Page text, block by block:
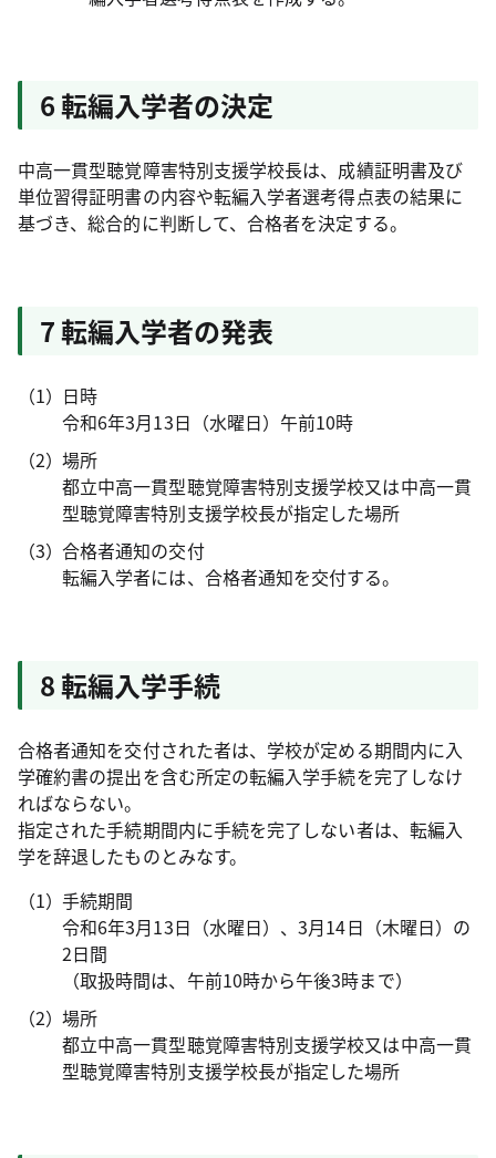
6 転編入学者の決定
中高一貫型聴覚障害特別支援学校長は、成績証明書及び
単位習得証明書の内容や転編入学者選考得点表の結果に
基づき、総合的に判断して、合格者を決定する。
7 転編入学者の発表
日時
令和6年3月13日（水曜日）午前10時
場所
都立中高一貫型聴覚障害特別支援学校又は中高一貫
型聴覚障害特別支援学校長が指定した場所
合格者通知の交付
転編入学者には、合格者通知を交付する。
8 転編入学手続
合格者通知を交付された者は、学校が定める期間内に入
学確約書の提出を含む所定の転編入学手続を完了しなけ
ればならない。
指定された手続期間内に手続を完了しない者は、転編入
学を辞退したものとみなす。
手続期間
令和6年3月13日（水曜日）、3月14日（木曜日）の
2日間
（取扱時間は、午前10時から午後3時まで）
場所
都立中高一貫型聴覚障害特別支援学校又は中高一貫
型聴覚障害特別支援学校長が指定した場所